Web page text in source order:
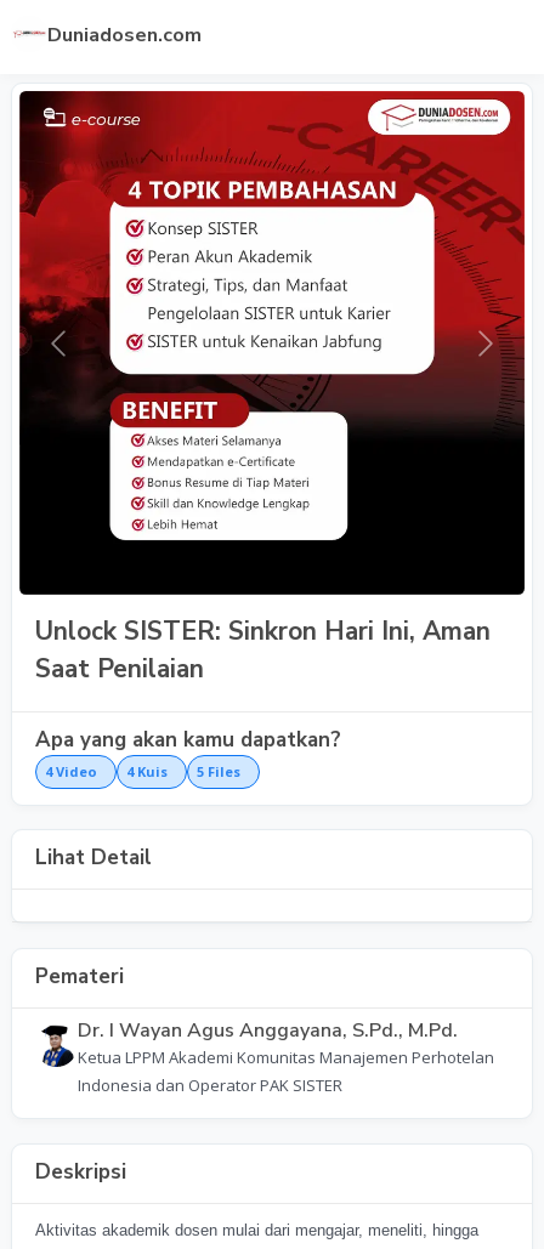
Duniadosen.com
Previous Next
Unlock SISTER: Sinkron Hari Ini, Aman
Saat Penilaian
Apa yang akan kamu dapatkan?
4 Video 4 Kuis 5 Files
Lihat Detail
Pemateri
Dr. I Wayan Agus Anggayana, S.Pd., M.Pd.
Ketua LPPM Akademi Komunitas Manajemen Perhotelan
Indonesia dan Operator PAK SISTER
Deskripsi
Aktivitas akademik dosen mulai dari mengajar, meneliti, hingga